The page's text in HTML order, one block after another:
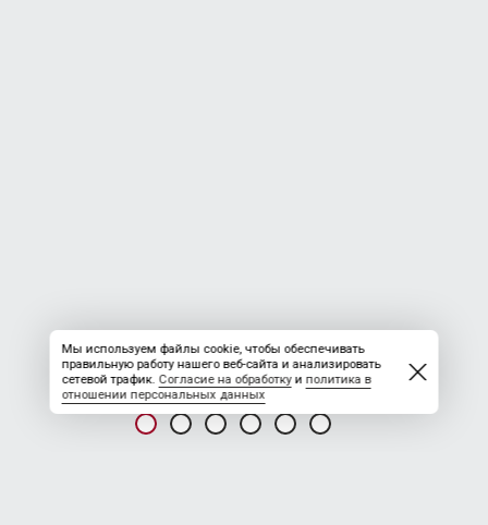
Мы используем файлы cookie, чтобы обеспечивать
правильную работу нашего веб-сайта и анализировать
сетевой трафик. Согласие на обработкуи политика в
отношении персональных данных